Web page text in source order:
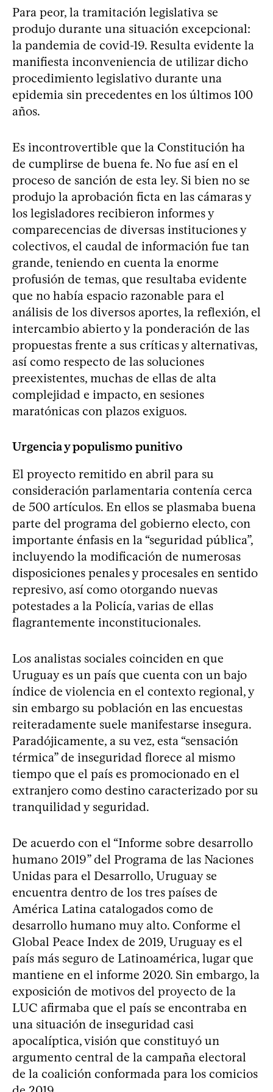
Para peor, la tramitación legislativa se
produjo durante una situación excepcional:
la pandemia de covid-19. Resulta evidente la
manifiesta inconveniencia de utilizar dicho
procedimiento legislativo durante una
epidemia sin precedentes en los últimos 100
años.
Es incontrovertible que la Constitución ha
de cumplirse de buena fe. No fue así en el
proceso de sanción de esta ley. Si bien no se
produjo la aprobación ficta en las cámaras y
los legisladores recibieron informes y
comparecencias de diversas instituciones y
colectivos, el caudal de información fue tan
grande, teniendo en cuenta la enorme
profusión de temas, que resultaba evidente
que no había espacio razonable para el
análisis de los diversos aportes, la reflexión, el
intercambio abierto y la ponderación de las
propuestas frente a sus críticas y alternativas,
así como respecto de las soluciones
preexistentes, muchas de ellas de alta
complejidad e impacto, en sesiones
maratónicas con plazos exiguos.
Urgencia y populismo punitivo
El proyecto remitido en abril para su
consideración parlamentaria contenía cerca
de 500 artículos. En ellos se plasmaba buena
parte del programa del gobierno electo, con
importante énfasis en la “seguridad pública”,
incluyendo la modificación de numerosas
disposiciones penales y procesales en sentido
represivo, así como otorgando nuevas
potestades a la Policía, varias de ellas
flagrantemente inconstitucionales.
Los analistas sociales coinciden en que
Uruguay es un país que cuenta con un bajo
índice de violencia en el contexto regional, y
sin embargo su población en las encuestas
reiteradamente suele manifestarse insegura.
Paradójicamente, a su vez, esta “sensación
térmica” de inseguridad florece al mismo
tiempo que el país es promocionado en el
extranjero como destino caracterizado por su
tranquilidad y seguridad.
De acuerdo con el “Informe sobre desarrollo
humano 2019” del Programa de las Naciones
Unidas para el Desarrollo, Uruguay se
encuentra dentro de los tres países de
América Latina catalogados como de
desarrollo humano muy alto. Conforme el
Global Peace Index de 2019, Uruguay es el
país más seguro de Latinoamérica, lugar que
mantiene en el informe 2020. Sin embargo, la
exposición de motivos del proyecto de la
LUC afirmaba que el país se encontraba en
una situación de inseguridad casi
apocalíptica, visión que constituyó un
argumento central de la campaña electoral
de la coalición conformada para los comicios